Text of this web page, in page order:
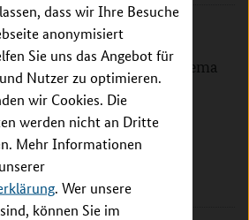
dass wir Ihre Besuche
anonymisiert
Sie uns das Angebot für
Nutzer zu optimieren.
wir Cookies. Die
werden nicht an Dritte
Mehr Informationen
. Wer unsere
können Sie im
von Projekten zum Thema
in Computational
– USA“
13.11.2024